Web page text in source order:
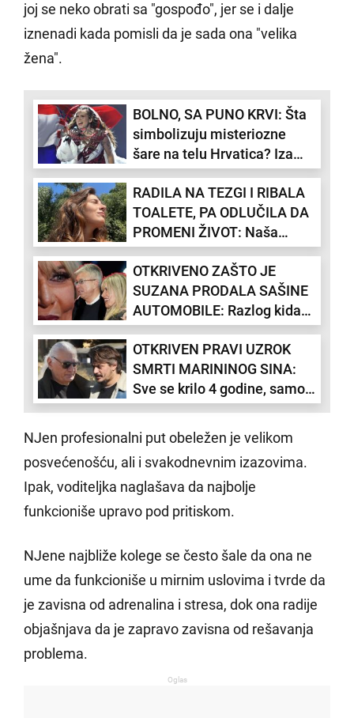
joj se neko obrati sa "gospođo", jer se i dalje
iznenadi kada pomisli da je sada ona "velika
žena".
BOLNO, SA PUNO KRVI: Šta
simbolizuju misteriozne
šare na telu Hrvatica? Iza
drevnog "sicanja" krije se
jeziva priča
RADILA NA TEZGI I RIBALA
TOALETE, PA ODLUČILA DA
PROMENI ŽIVOT: Naša
glumica je prošla trnovit put
da bi ostvarila svoj san
OTKRIVENO ZAŠTO JE
SUZANA PRODALA SAŠINE
AUTOMOBILE: Razlog kida
dušu
OTKRIVEN PRAVI UZROK
SMRTI MARININOG SINA:
Sve se krilo 4 godine, samo
je Futa znao istinu
NJen profesionalni put obeležen je velikom
posvećenošću, ali i svakodnevnim izazovima.
Ipak, voditeljka naglašava da najbolje
funkcioniše upravo pod pritiskom.
NJene najbliže kolege se često šale da ona ne
ume da funkcioniše u mirnim uslovima i tvrde da
je zavisna od adrenalina i stresa, dok ona radije
objašnjava da je zapravo zavisna od rešavanja
problema.
Oglas